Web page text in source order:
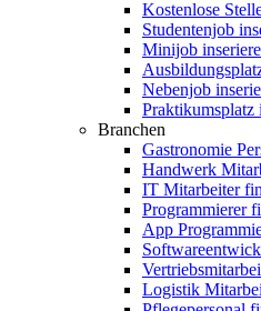
Kostenlose
Studentenjob
Minijob
Nebenjob
Praktikumsplatz
Branchen
Gastronomie
Handwerk
IT Mitarbeiter
Programmierer
App
Logistik